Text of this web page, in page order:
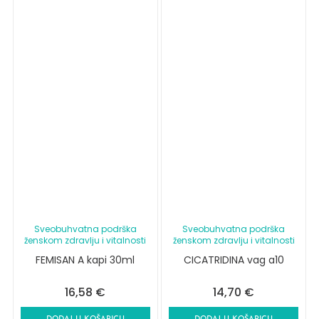
Sveobuhvatna podrška
ženskom zdravlju i vitalnosti
FEMISAN A kapi 30ml
16,58 €
Sveobuhvatna podrška
ženskom zdravlju i vitalnosti
CICATRIDINA vag a10
14,70 €